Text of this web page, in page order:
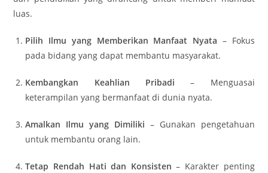
luas.
Pilih Ilmu yang Memberikan Manfaat Nyata – Fokus
pada bidang yang dapat membantu masyarakat.
Kembangkan Keahlian Pribadi – Menguasai
keterampilan yang bermanfaat di dunia nyata.
Amalkan Ilmu yang Dimiliki – Gunakan pengetahuan
untuk membantu orang lain.
Tetap Rendah Hati dan Konsisten – Karakter penting